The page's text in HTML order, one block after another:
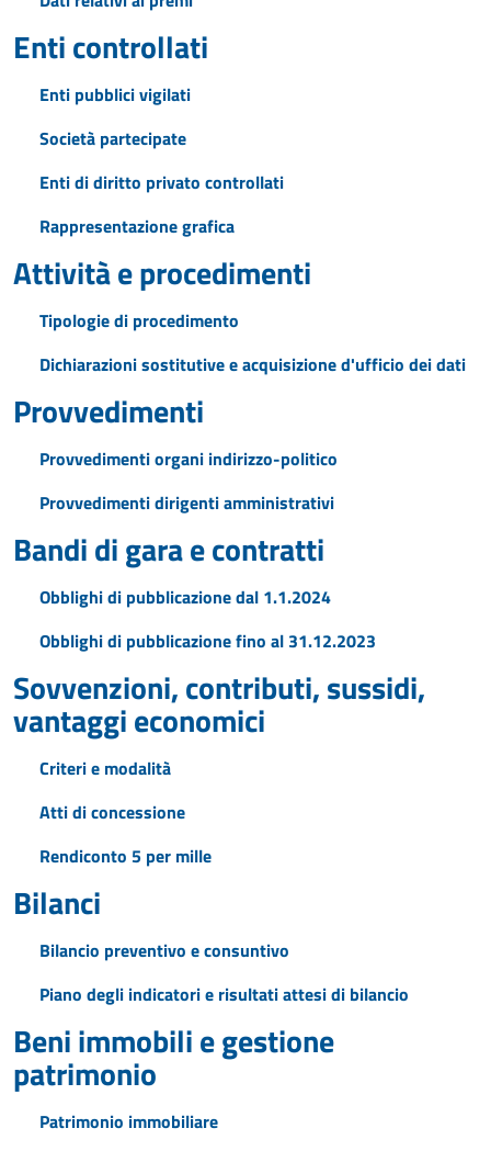
Enti controllati
Enti pubblici vigilati
Società partecipate
Enti di diritto privato controllati
Rappresentazione grafica
Attività e procedimenti
Tipologie di procedimento
Dichiarazioni sostitutive e acquisizione d'ufficio dei dati
Provvedimenti
Provvedimenti organi indirizzo-politico
Provvedimenti dirigenti amministrativi
Bandi di gara e contratti
Obblighi di pubblicazione dal 1.1.2024
Obblighi di pubblicazione fino al 31.12.2023
Sovvenzioni, contributi, sussidi,
vantaggi economici
Criteri e modalità
Atti di concessione
Rendiconto 5 per mille
Bilanci
Bilancio preventivo e consuntivo
Piano degli indicatori e risultati attesi di bilancio
Beni immobili e gestione
patrimonio
Patrimonio immobiliare